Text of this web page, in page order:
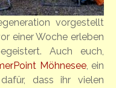
vorgestellt
einer Woche erleben
Auch euch,
Möhnesee, ein
dass ihr vielen